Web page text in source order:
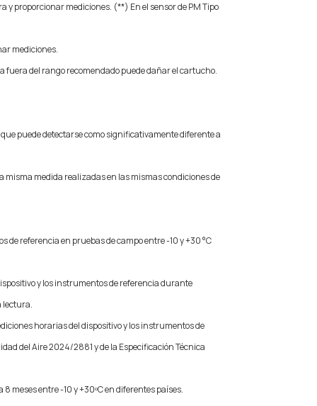
y proporcionar mediciones. (**) En el sensor de PM Tipo
mediciones.
del rango recomendado puede dañar el cartucho.
puede detectarse como significativamente diferente a
misma medida realizadas en las mismas condiciones de
referencia en pruebas de campo entre -10 y +30 °C
y los instrumentos de referencia durante
lectura.
horarias del dispositivo y los instrumentos de
del Aire 2024/2881 y de la Especificación Técnica
meses entre -10 y +30ºC en diferentes países.